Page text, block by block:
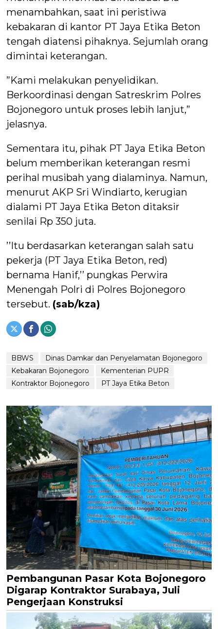
menambahkan, saat ini peristiwa
kebakaran di kantor PT Jaya Etika Beton
tengah diatensi pihaknya. Sejumlah orang
dimintai keterangan.
”Kami melakukan penyelidikan.
Berkoordinasi dengan Satreskrim Polres
Bojonegoro untuk proses lebih lanjut,”
jelasnya.
Sementara itu, pihak PT Jaya Etika Beton
belum memberikan keterangan resmi
perihal musibah yang dialaminya. Namun,
menurut AKP Sri Windiarto, kerugian
dialami PT Jaya Etika Beton ditaksir
senilai Rp 350 juta.
’’Itu berdasarkan keterangan salah satu
pekerja (PT Jaya Etika Beton, red)
bernama Hanif,’’ pungkas Perwira
Menengah Polri di Polres Bojonegoro
tersebut. (sab/kza)
BBWS
Dinas Damkar dan Penyelamatan Bojonegoro
Kebakaran Bojonegoro
Kementerian PUPR
Kontraktor Bojonegoro
PT Jaya Etika Beton
Pembangunan Pasar Kota Bojonegoro
Digarap Kontraktor Surabaya, Juli
Pengerjaan Konstruksi